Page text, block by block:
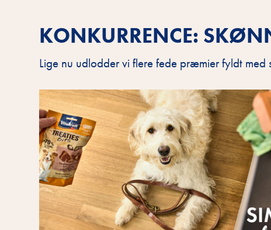
KONKURRENCE:
Lige nu udlodder vi flere fede præmier fyldt med